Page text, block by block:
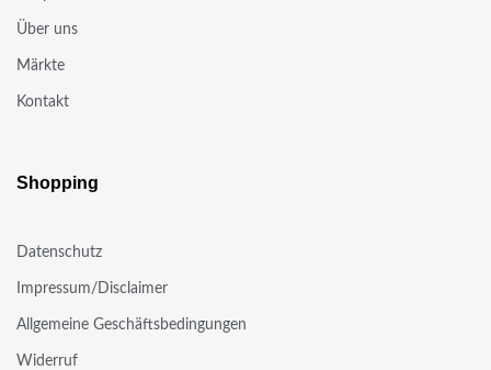
Über uns
Märkte
Kontakt
Shopping
Datenschutz
Impressum/Disclaimer
Allgemeine Geschäftsbedingungen
Widerruf